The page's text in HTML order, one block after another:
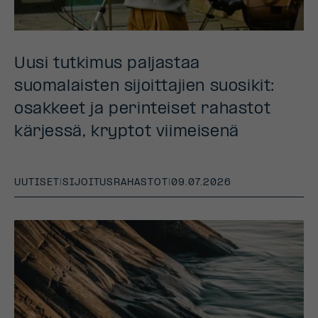
Uusi tutkimus paljastaa
suomalaisten sijoittajien suosikit:
osakkeet ja perinteiset rahastot
kärjessä, kryptot viimeisenä
UUTISET |SIJOITUSRAHASTOT |09.07.2026